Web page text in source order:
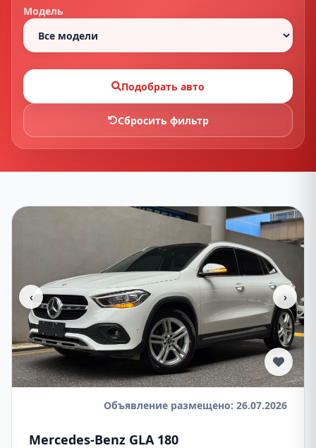
Модель
Подобрать авто
Сбросить фильтр
‹ ›
Объявление размещено: 26.07.2026
Mercedes-Benz GLA 180
Здравствуйте! Чем могу помочь?